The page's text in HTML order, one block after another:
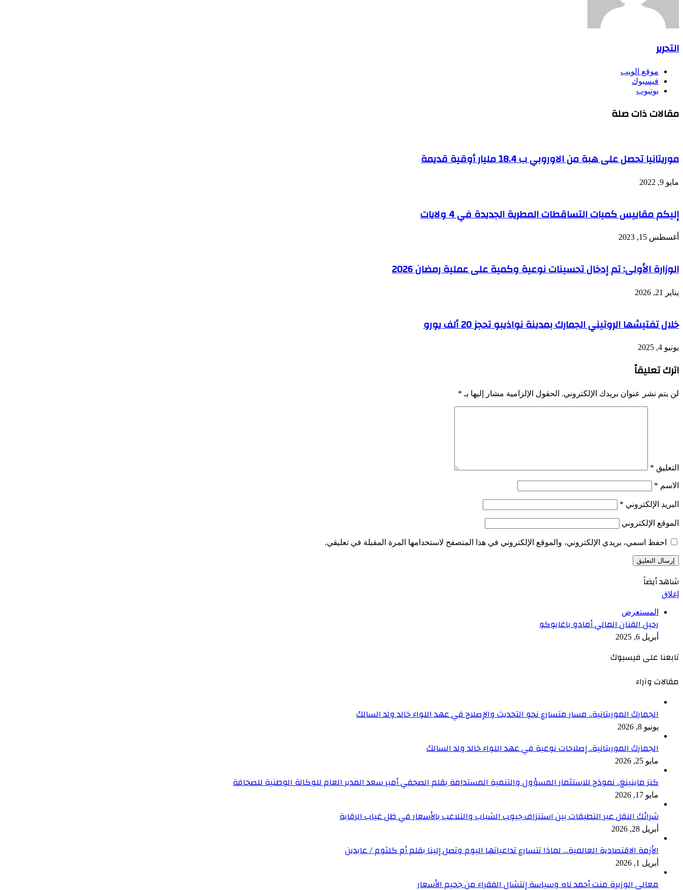
التحرير
موقع الويب
فيسبوك
يوتيوب
مقالات ذات صلة
موريتانيا تحصل على هبة من الاوروبي ب 18.4 مليار أوقية قديمة
مايو 9, 2022
إليكم مقاييس كميات التساقطات المطرية الجديدة في 4 ولايات
أغسطس 15, 2023
الوزارة الأولى: تم إدخال تحسينات نوعية وكمية على عملية رمضان 2026
يناير 21, 2026
خلال تفتيشها الروتيني الجمارك بمدينة نواذيبو تحجز 20 ألف يورو
يونيو 4, 2025
اترك تعليقاً
لن يتم نشر عنوان بريدك الإلكتروني. الحقول الإلزامية مشار إليها بـ *
التعليق *
الاسم *
البريد الإلكتروني *
الموقع الإلكتروني
احفظ اسمي، بريدي الإلكتروني، والموقع الإلكتروني في هذا المتصفح لاستخدامها المرة المقبلة في تعليقي.
شاهد أيضاً
إغلاق
المستعرض
رحيل الفنان المالي أمادو باغايوكو
أبريل 6, 2025
تابعنا على فيسبوك
مقالات وآراء
الجمارك الموريتانية.. مسار متسارع نحو التحديث والإصلاح في عهد اللواء خالد ولد السالك
يونيو 8, 2026
الجمارك الموريتانية.. إصلاحات نوعية في عهد اللواء خالد ولد السالك
مايو 25, 2026
كنز ماينينغ.. نموذج للاستثمار المسؤول والتنمية المستدامة بقلم الصحفي أمير سعد المدير العام للوكالة الوطنية للصحافة
مايو 17, 2026
شرائك النقل عبر التطبقات بين استنزاف جيوب الشباب والتلاعب بالأسعار في ظل غياب الرقابة
أبريل 28, 2026
الأزمة الاقتصادية العالمية… لماذا تتسارع تداعياتها اليوم وتصل إلينا بقلم أم كلثوم / عابدين
أبريل 1, 2026
معالي الوزيرة منت أحمد ناه وسياسة إنتشال الفقراء من جحيم الأسعار